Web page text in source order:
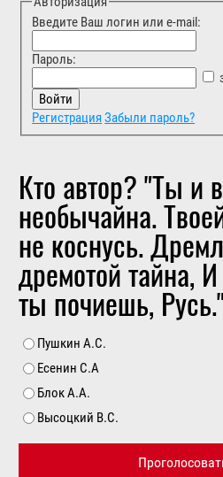
Введите Ваш логин или e-mail:
Пароль:
РегистрацияЗабыли пароль?
Кто автор? "Ты и
необычайна.
не коснусь.
дремотой тайна,
ты почиешь, Русь."
Пушкин А.С.
Есенин С.А
Блок А.А.
Высоцкий В.С.